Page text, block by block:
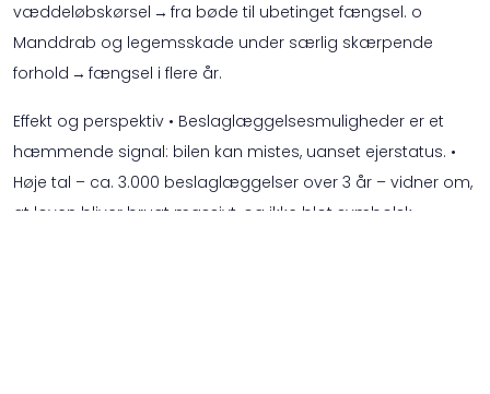
væddeløbskørsel → fra bøde til ubetinget fængsel. o
Manddrab og legemsskade under særlig skærpende
forhold → fængsel i flere år.
Effekt og perspektiv • Beslaglæggelsesmuligheder er et
hæmmende signal: bilen kan mistes, uanset ejerstatus. •
Høje tal – ca. 3.000 beslaglæggelser over 3 år – vidner om,
at loven bliver brugt massivt, og ikke blot symbolsk. •